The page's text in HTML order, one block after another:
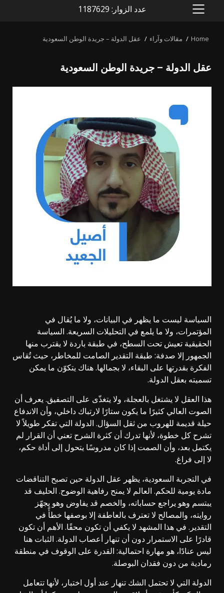
PRIMARY
عدد الزوار: 1187629
Home مقالات وآراء عقل الدولة – جريدة الوطن السعودية
عقل الدولة – جريدة الوطن السعودية
السياسة ليست ما يظهر في البيانات، ولا ما يُقال في
المؤتمرات، ولا ما يلمع في التحليلات السريعة. السياسة
الحقيقية تعيش تحت السطح، في طبقة باردة لا يقترب منها
الجمهور إلا صدفة: طبقة التقدير الصامت للمخاطر، حيث تُقاس
الفكرة بقدرتها على البقاء، لا بجمالها. هناك يتكوّن ما يمكن
تسميته بعقل الدولة.
هذا العقل لا يشتغل بالعجلة، ولا يتغذّى على التصفيق. يعرف أن
الصوت العالي كثيرًا ما يكون ستارًا لارتباك داخلي، وأن الاندفاع
حيلة قديمة للهروب من ثقل السؤال. الدولة التي تفكر طويلاً لا
تشرح كل خطوة، لأنها تدرك أن كثرة الشرح تعني أن القرار لم
يكتمل بعد، وأن الصمت إذا كان مدروسًا يتحول إلى أداة حكم،
لا إلى فراغ.
في التجربة السعودية، يظهر عقل الدولة حين تصبح التناقضات
مادة يومية للحكم. العالم لا يمنح رفاهية الوضوح. الحليف قد
يبتسم وهو يراجع حساباته، والخصم قد يفاوض وهو يجهّز
روايته، والمصالح لا تعترف بالعاطفة إلا بوصفها خطأً في
التقدير. في هذا المشهد لا يكفي أن تكون محقًا. الأهم أن تكون
قادرًا على الاستمرار دون أن تنهار أعصاب الدولة. الثبات هنا
ليس عنادًا، هو مهارة احتمالية: القدرة على الوقوف في منطقة
رمادية من دون فقدان البوصلة.
الدولة التي لا تحتمل الشك تنهار عند أول اختبار، لأنها تتعامل